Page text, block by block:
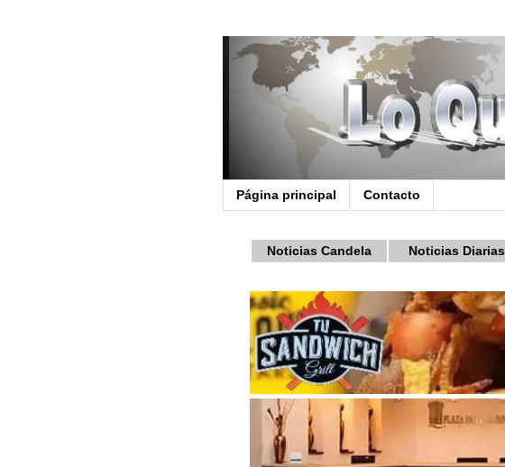
Página principal Contacto
Noticias Candela Noticias Diarias